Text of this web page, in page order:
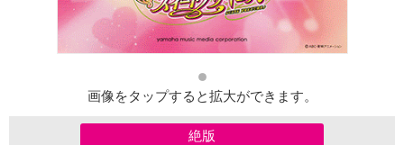
画像をタップすると拡大ができます。
絶版